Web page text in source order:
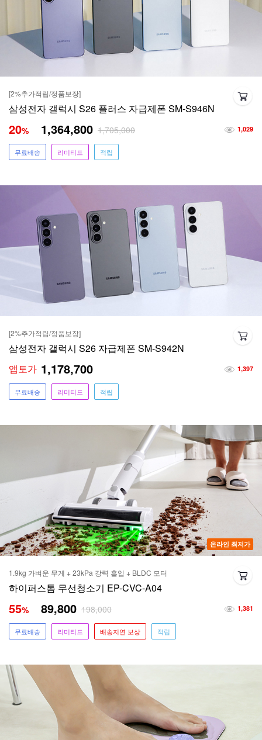
[2%추가적립/정품보장]
삼성전자 갤럭시 S26 플러스 자급제폰 SM-S946N
1,029
20% 1,364,800 1,705,000
무료배송 리미티드 적립
[2%추가적립/정품보장]
삼성전자 갤럭시 S26 자급제폰 SM-S942N
1,397
앱토가 1,178,700
무료배송 리미티드 적립
온라인 최저가
1.9kg 가벼운 무게 + 23kPa 강력 흡입 + BLDC 모터
하이퍼스톰 무선청소기 EP-CVC-A04
1,381
55% 89,800 198,000
무료배송 리미티드 배송지연 보상 적립